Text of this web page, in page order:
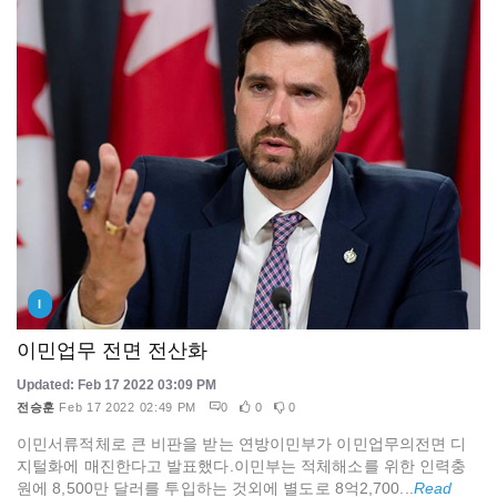
I
이민업무 전면 전산화
Updated: Feb 17 2022 03:09 PM
전승훈 Feb 17 2022 02:49 PM 0 0 0
이민서류적체로 큰 비판을 받는 연방이민부가 이민업무의전면 디
지털화에 매진한다고 발표했다.이민부는 적체해소를 위한 인력충
원에 8,500만 달러를 투입하는 것외에 별도로 8억2,700...Read